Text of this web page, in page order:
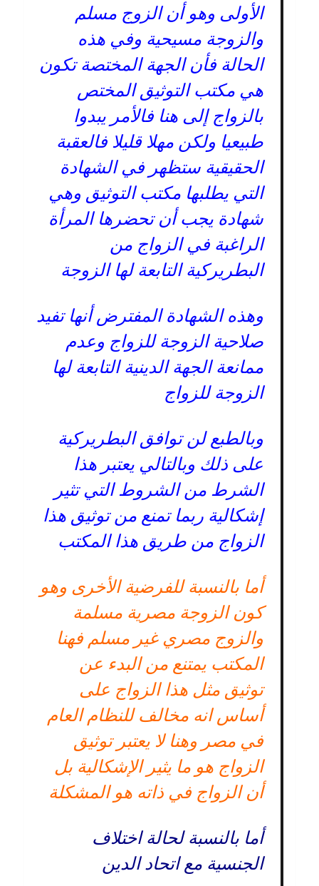
الأولى وهو أن الزوج مسلم
والزوجة مسيحية وفي هذه
الحالة فأن الجهة المختصة تكون
هي مكتب التوثيق المختص
بالزواج إلى هنا فالأمر يبدوا
طبيعيا ولكن مهلا قليلا فالعقبة
الحقيقية ستظهر في الشهادة
التي يطلبها مكتب التوثيق وهي
شهادة يجب أن تحضرها المرأة
الراغبة في الزواج من
البطريركية التابعة لها الزوجة
وهذه الشهادة المفترض أنها تفيد
صلاحية الزوجة للزواج وعدم
ممانعة الجهة الدينية التابعة لها
الزوجة للزواج
وبالطبع لن توافق البطريركية
على ذلك وبالتالي يعتبر هذا
الشرط من الشروط التي تثير
إشكالية ربما تمنع من توثيق هذا
الزواج من طريق هذا المكتب
أما بالنسبة للفرضية الأخرى وهو
كون الزوجة مصرية مسلمة
والزوج مصري غير مسلم فهنا
المكتب يمتنع من البدء عن
توثيق مثل هذا الزواج على
أساس انه مخالف للنظام العام
في مصر وهنا لا يعتبر توثيق
الزواج هو ما يثير الإشكالية بل
أن الزواج في ذاته هو المشكلة
أما بالنسبة لحالة اختلاف
الجنسية مع اتحاد الدين